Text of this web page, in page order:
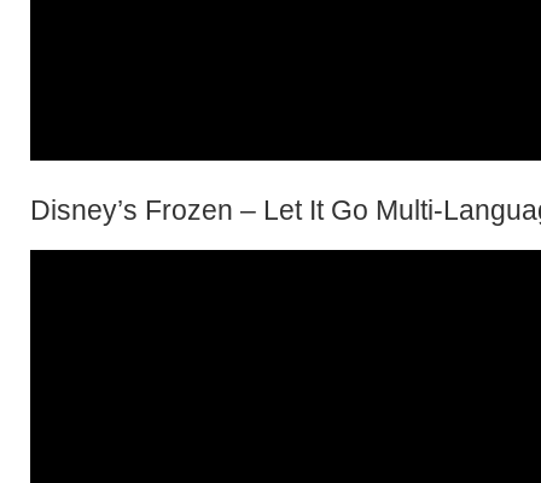
Disney’s Frozen – Let It Go Multi-